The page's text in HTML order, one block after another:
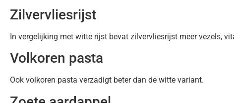
Zilvervliesrijst
In vergelijking met witte rijst bevat zilvervliesrijst meer vezels,
Volkoren pasta
Ook volkoren pasta verzadigt beter dan de witte variant.